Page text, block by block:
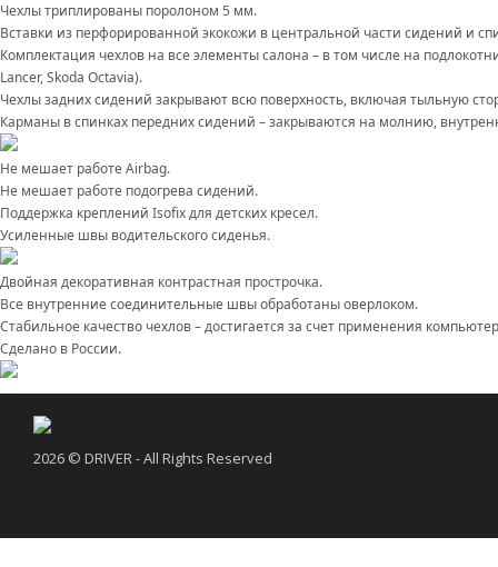
Чехлы триплированы поролоном 5 мм.
Вставки из перфорированной экокожи в центральной части сидений и
Комплектация чехлов на все элементы салона – в том числе на
Lancer, Skoda Octavia).
Чехлы задних сидений закрывают всю поверхность, включая тыльную
Карманы в спинках передних сидений – закрываются на молнию,
Не мешает работе Airbag.
Не мешает работе подогрева сидений.
Поддержка креплений Isofix для детских кресел.
Усиленные швы водительского сиденья.
Двойная декоративная контрастная прострочка.
Все внутренние соединительные швы обработаны оверлоком.
Стабильное качество чехлов – достигается за счет применения
Сделано в России.
2026 © DRIVER - All Rights Reserved